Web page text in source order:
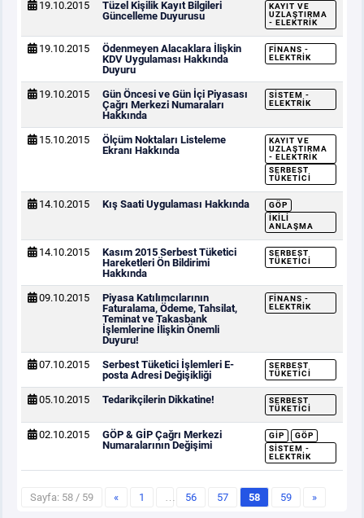
19.10.2015
Tüzel Kişilik Kayıt Bilgileri
Güncelleme Duyurusu
KAYIT VE
UZLAŞTIRMA
- ELEKTRIK
19.10.2015
Ödenmeyen Alacaklara İlişkin
KDV Uygulaması Hakkında
Duyuru
FINANS -
ELEKTRIK
19.10.2015
Gün Öncesi ve Gün İçi Piyasası
Çağrı Merkezi Numaraları
Hakkında
SISTEM -
ELEKTRIK
15.10.2015
Ölçüm Noktaları Listeleme
Ekranı Hakkında
KAYIT VE
UZLAŞTIRMA
- ELEKTRIK
SERBEST
TÜKETICI
14.10.2015 Kış Saati Uygulaması Hakkında
GÖP
İKILI
ANLAŞMA
14.10.2015
Kasım 2015 Serbest Tüketici
Hareketleri Ön Bildirimi
Hakkında
SERBEST
TÜKETICI
09.10.2015
Piyasa Katılımcılarının
Faturalama, Ödeme, Tahsilat,
Teminat ve Takasbank
İşlemlerine İlişkin Önemli
Duyuru!
FINANS -
ELEKTRIK
07.10.2015
Serbest Tüketici İşlemleri E-
posta Adresi Değişikliği
SERBEST
TÜKETICI
05.10.2015 Tedarikçilerin Dikkatine!
SERBEST
TÜKETICI
02.10.2015
GÖP & GİP Çağrı Merkezi
Numaralarının Değişimi
GİP
GÖP
SISTEM -
ELEKTRIK
Sayfa: 58 / 59 « 1 … 56 57 58 59 »